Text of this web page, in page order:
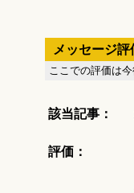
メッセージ評
ここでの評価は
該当記事：
評価：